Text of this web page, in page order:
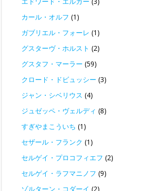
カール・オルフ (1)
ガブリエル・フォーレ (1)
グスターヴ・ホルスト (2)
グスタフ・マーラー (59)
クロード・ドビュッシー (3)
ジャン・シベリウス (4)
ジュゼッペ・ヴェルディ (8)
すぎやまこういち (1)
セザール・フランク (1)
セルゲイ・プロコフィエフ (2)
セルゲイ・ラフマニノフ (9)
ゾルターン・コダーイ (2)